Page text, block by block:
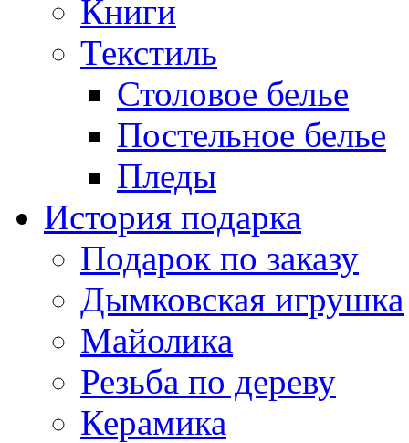
Книги
Текстиль
Столовое белье
Постельное белье
Пледы
История подарка
Подарок по заказу
Дымковская игрушка
Майолика
Резьба по дереву
Керамика